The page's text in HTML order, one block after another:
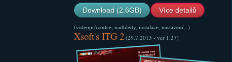
Download (2.6GB) Více detailů
(videoprůvodce, nadhledy, instalace, nastavení,..)
Xsoft's ITG 2(29.7.2013 - ver 1.27)